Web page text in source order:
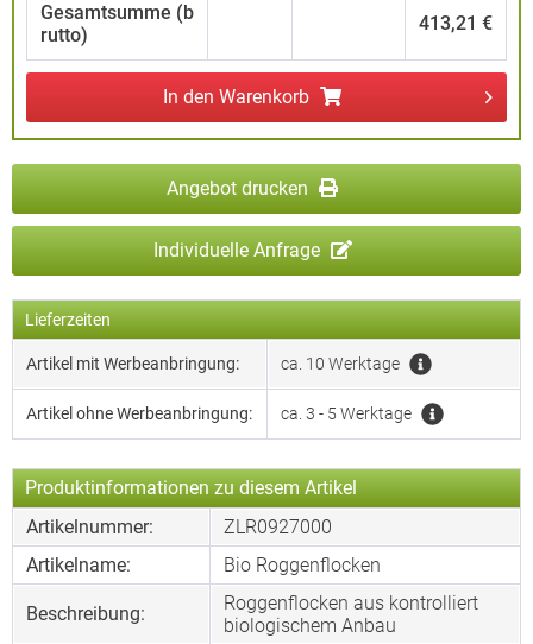
Gesamtsumme (b
rutto)
413,21 €
In den Warenkorb
Angebot drucken
Individuelle Anfrage
Lieferzeiten
Artikel mit Werbeanbringung: ca. 10 Werktage
Artikel ohne Werbeanbringung: ca. 3 - 5 Werktage
Produktinformationen zu diesem Artikel
Artikelnummer:
ZLR0927000
Artikelname:
Bio Roggenflocken
Beschreibung:
Roggenflocken aus kontrolliert
biologischem Anbau